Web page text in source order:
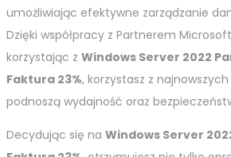
umożliwiając efektywne zarządzanie
Dzięki współpracy z Partnerem
korzystając z Windows Server 2022
Faktura 23%, korzystasz z
podnoszą wydajność oraz
Decydując się na Windows Server